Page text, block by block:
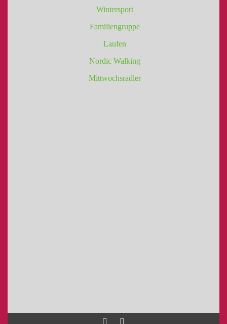
Wintersport
Familiengruppe
Laufen
Nordic Walking
Mittwochsradler